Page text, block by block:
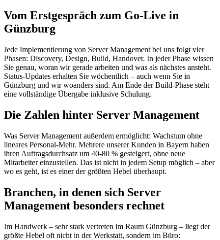
Vom Erstgespräch zum Go-Live in
Günzburg
Jede Implementierung von Server Management bei uns folgt vier
Phasen: Discovery, Design, Build, Handover. In jeder Phase wissen
Sie genau, woran wir gerade arbeiten und was als nächstes ansteht.
Status-Updates erhalten Sie wöchentlich – auch wenn Sie in
Günzburg und wir woanders sind. Am Ende der Build-Phase steht
eine vollständige Übergabe inklusive Schulung.
Die Zahlen hinter Server Management
Was Server Management außerdem ermöglicht: Wachstum ohne
lineares Personal-Mehr. Mehrere unserer Kunden in Bayern haben
ihren Auftragsdurchsatz um 40-80 % gesteigert, ohne neue
Mitarbeiter einzustellen. Das ist nicht in jedem Setup möglich – aber
wo es geht, ist es einer der größten Hebel überhaupt.
Branchen, in denen sich Server
Management besonders rechnet
Im Handwerk – sehr stark vertreten im Raum Günzburg – liegt der
größte Hebel oft nicht in der Werkstatt, sondern im Büro: